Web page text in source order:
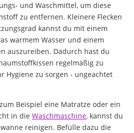
und Waschmittel, um diese
zu entfernen. Kleinere Flecken
kannst du mit einem
warmem Wasser und einem
auszureiben. Dadurch hast du
regelmäßig zu
Hygiene zu sorgen - ungeachtet
Beispiel eine Matratze oder ein
in die Waschmaschine, kannst du
reinigen. Befülle dazu die